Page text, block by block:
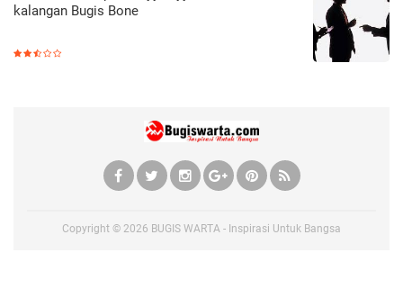
kalangan Bugis Bone
Copyright © 2026 BUGIS WARTA - Inspirasi Untuk Bangsa